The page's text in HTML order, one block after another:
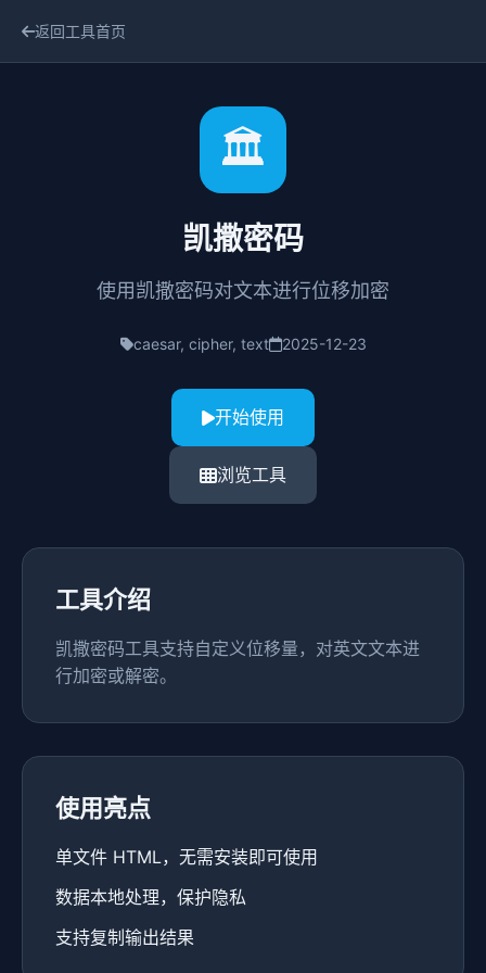
返回工具首页
🏛️
凯撒密码
使用凯撒密码对文本进行位移加密
caesar, cipher, text 2025-12-23
开始使用
浏览工具
工具介绍
凯撒密码工具支持自定义位移量，对英文文本进
行加密或解密。
使用亮点
单文件 HTML，无需安装即可使用
数据本地处理，保护隐私
支持复制输出结果